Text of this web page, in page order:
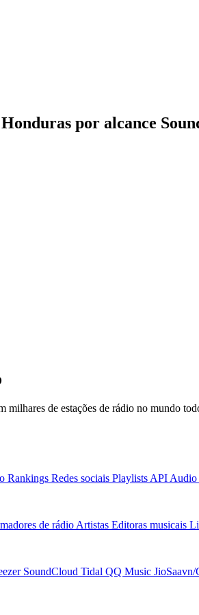
por alcance
milhares de estações de rádio no mundo
Rankings Redes sociais Playlists API Audio
de rádio Artistas Editoras musicais
SoundCloud Tidal QQ Music JioSaavn/